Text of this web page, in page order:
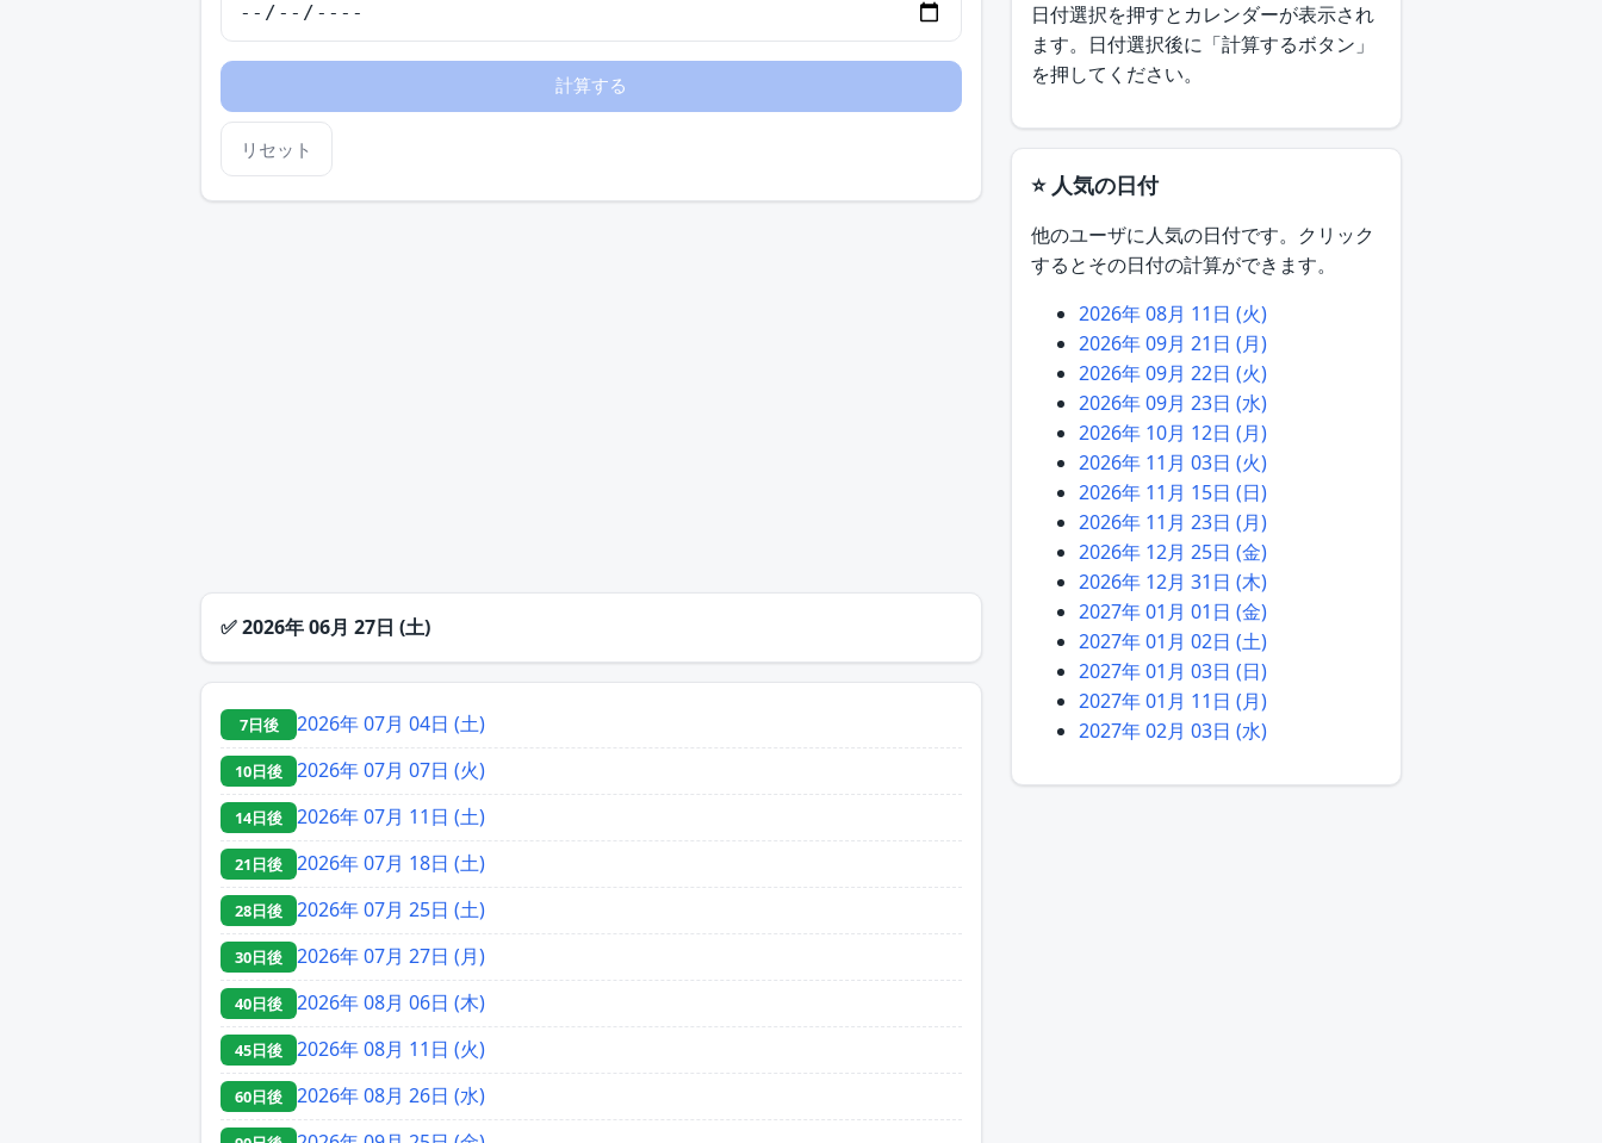
リセット
✅2026年 06月 27日 (土)
7日後 2026年 07月 04日 (土)
10日後 2026年 07月 07日 (火)
14日後 2026年 07月 11日 (土)
21日後 2026年 07月 18日 (土)
28日後 2026年 07月 25日 (土)
30日後 2026年 07月 27日 (月)
40日後 2026年 08月 06日 (木)
45日後 2026年 08月 11日 (火)
60日後 2026年 08月 26日 (水)
日付選択を押すとカレンダーが表示され
ます。日付選択後に「計算するボタン」
を押してください。
⭐ 人気の日付
他のユーザに人気の日付です。クリック
するとその日付の計算ができます。
2026年 08月 11日 (火)
2026年 09月 21日 (月)
2026年 09月 22日 (火)
2026年 09月 23日 (水)
2026年 10月 12日 (月)
2026年 11月 03日 (火)
2026年 11月 15日 (日)
2026年 11月 23日 (月)
2026年 12月 25日 (金)
2026年 12月 31日 (木)
2027年 01月 01日 (金)
2027年 01月 02日 (土)
2027年 01月 03日 (日)
2027年 01月 11日 (月)
2027年 02月 03日 (水)